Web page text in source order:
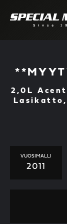
2,0L
VUOSIMALLI
2011